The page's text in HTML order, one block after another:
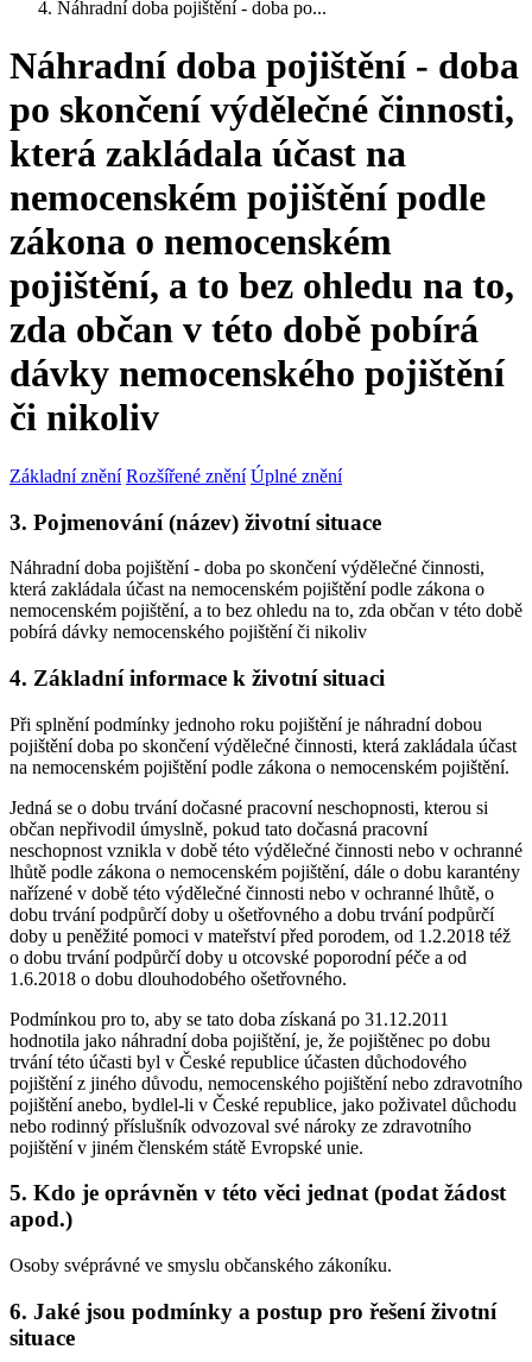
Náhradní doba pojištění - doba po...
Náhradní doba pojištění - doba
po skončení výdělečné činnosti,
která zakládala účast na
nemocenském pojištění podle
zákona o nemocenském
pojištění, a to bez ohledu na to,
zda občan v této době pobírá
dávky nemocenského pojištění
či nikoliv
Základní znění Rozšířené znění Úplné znění
3. Pojmenování (název) životní situace
Náhradní doba pojištění - doba po skončení výdělečné činnosti,
která zakládala účast na nemocenském pojištění podle zákona o
nemocenském pojištění, a to bez ohledu na to, zda občan v této době
pobírá dávky nemocenského pojištění či nikoliv
4. Základní informace k životní situaci
Při splnění podmínky jednoho roku pojištění je náhradní dobou
pojištění doba po skončení výdělečné činnosti, která zakládala účast
na nemocenském pojištění podle zákona o nemocenském pojištění.
Jedná se o dobu trvání dočasné pracovní neschopnosti, kterou si
občan nepřivodil úmyslně, pokud tato dočasná pracovní
neschopnost vznikla v době této výdělečné činnosti nebo v ochranné
lhůtě podle zákona o nemocenském pojištění, dále o dobu karantény
nařízené v době této výdělečné činnosti nebo v ochranné lhůtě, o
dobu trvání podpůrčí doby u ošetřovného a dobu trvání podpůrčí
doby u peněžité pomoci v mateřství před porodem, od 1.2.2018 též
o dobu trvání podpůrčí doby u otcovské poporodní péče a od
1.6.2018 o dobu dlouhodobého ošetřovného.
Podmínkou pro to, aby se tato doba získaná po 31.12.2011
hodnotila jako náhradní doba pojištění, je, že pojištěnec po dobu
trvání této účasti byl v České republice účasten důchodového
pojištění z jiného důvodu, nemocenského pojištění nebo zdravotního
pojištění anebo, bydlel-li v České republice, jako poživatel důchodu
nebo rodinný příslušník odvozoval své nároky ze zdravotního
pojištění v jiném členském státě Evropské unie.
5. Kdo je oprávněn v této věci jednat (podat žádost
apod.)
Osoby svéprávné ve smyslu občanského zákoníku.
6. Jaké jsou podmínky a postup pro řešení životní
situace